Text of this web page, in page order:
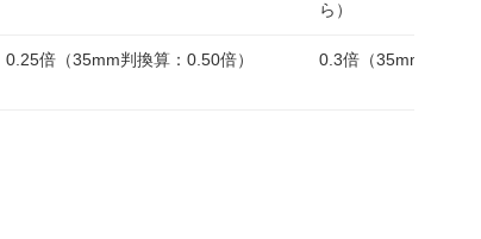
0.25倍（35mm判換算：0.50倍）
ら）
0.3倍（35mm判換算